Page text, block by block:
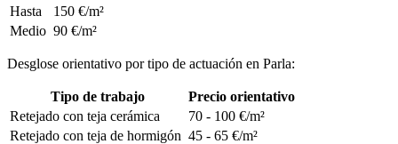
Hasta
150 €/m²
Medio 90 €/m²
Desglose orientativo por tipo de actuación en Parla:
Tipo de trabajo
Precio orientativo
Retejado con teja cerámica
70 - 100 €/m²
Retejado con teja de hormigón 45 - 65 €/m²